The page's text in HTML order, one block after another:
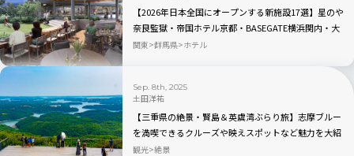
【2026年日本全国にオープンする新施設17選】星のや
奈良監獄・帝国ホテル京都・BASEGATE横浜関内・大
和ミュージアムなど注目スポットはここ！
関東 群馬県 ホテル
Sep. 8th, 2025
土田洋祐
【三重県の絶景・賢島＆英虞湾ぶらり旅】志摩ブルー
を満喫できるクルーズや映えスポットなど魅力を大紹
介
観光 絶景